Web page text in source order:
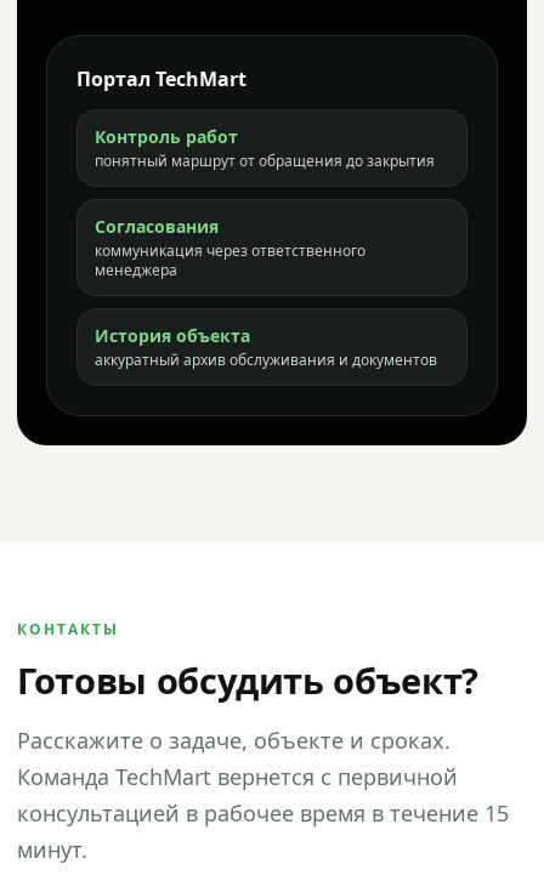
Портал TechMart
Контроль работ
понятный маршрут от обращения до закрытия
Согласования
коммуникация через ответственного
менеджера
История объекта
аккуратный архив обслуживания и документов
КОНТАКТЫ
Готовы обсудить объект?
Расскажите о задаче, объекте и сроках.
Команда TechMart вернется с первичной
консультацией в рабочее время в течение 15
минут.